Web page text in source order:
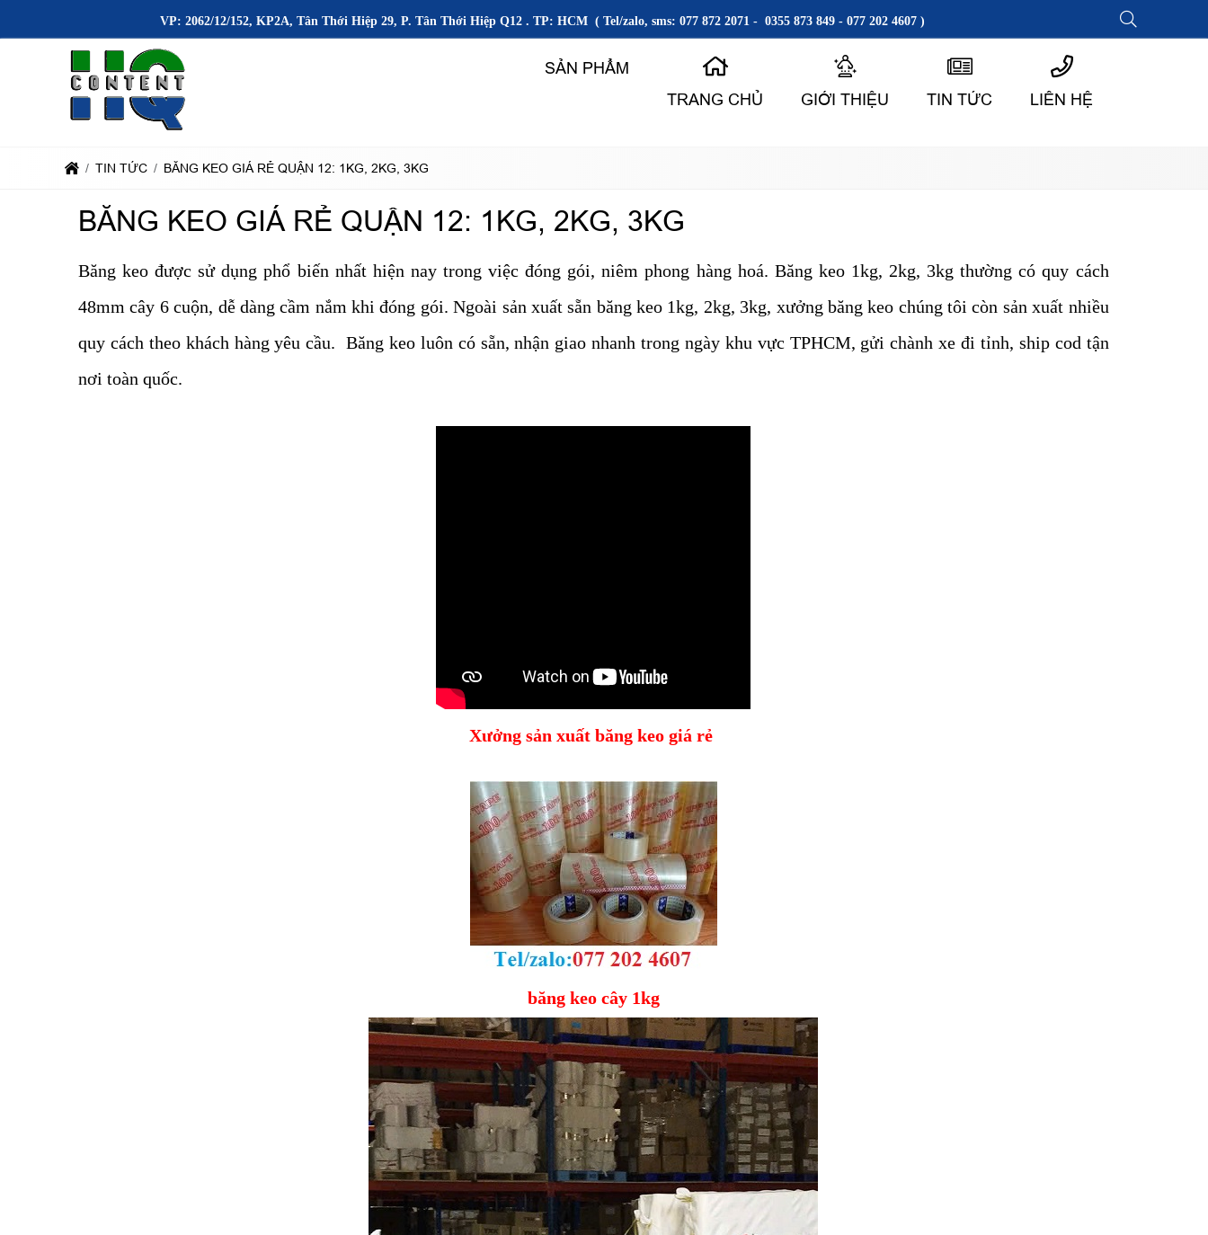
VP: 2062/12/152, KP2A, Tân Thới Hiệp 29, P. Tân Thới Hiệp Q12 . TP: HCM ( Tel/zalo, sms: 077 872 2071 - 0355 873 849 - 077 202 4607 )
SẢN PHẨM
TRANG CHỦ
GIỚI THIỆU TIN TỨC LIÊN HỆ
TIN TỨC BĂNG KEO GIÁ RẺ QUẬN 12: 1KG, 2KG, 3KG
BĂNG KEO GIÁ RẺ QUẬN 12: 1KG, 2KG, 3KG
Băng keo được sử dụng phổ biến nhất hiện nay trong việc đóng gói, niêm phong hàng hoá. Băng keo 1kg, 2kg, 3kg thường có quy cách
48mm cây 6 cuộn, dễ dàng cầm nắm khi đóng gói. Ngoài sản xuất sẵn băng keo 1kg, 2kg, 3kg, xưởng băng keo chúng tôi còn sản xuất nhiều
quy cách theo khách hàng yêu cầu. Băng keo luôn có sẵn, nhận giao nhanh trong ngày khu vực TPHCM, gửi chành xe đi tỉnh, ship cod tận
nơi toàn quốc.
Xưởng sản xuất băng keo giá rẻ
băng keo cây 1kg